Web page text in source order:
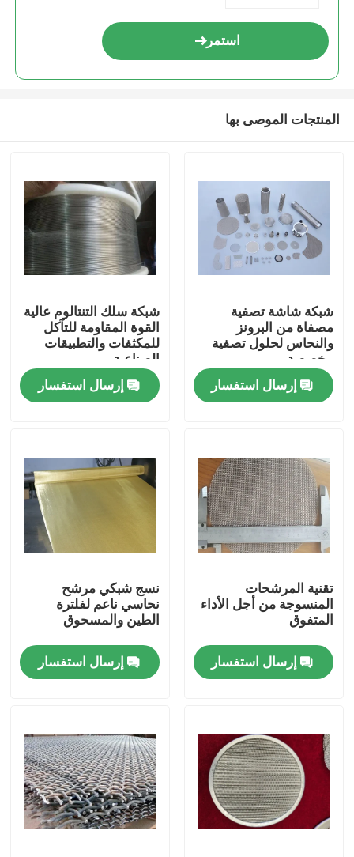
المنزل
برنامج VR
حولنا
جولة في المصنع
مراقبة الجودة
أخبار
القضايا
استمر
المنتجات الموصى بها
شبكة شاشة تصفية
مصفاة من البرونز
والنحاس لحلول تصفية
مخصصة
إرسال استفسار
شبكة سلك التنتالوم عالية
القوة المقاومة للتآكل
للمكثفات والتطبيقات
الصناعية
إرسال استفسار
تقنية المرشحات
المنسوجة من أجل الأداء
المتفوق
إرسال استفسار
نسج شبكي مرشح
نحاسي ناعم لفلترة
الطين والمسحوق
إرسال استفسار